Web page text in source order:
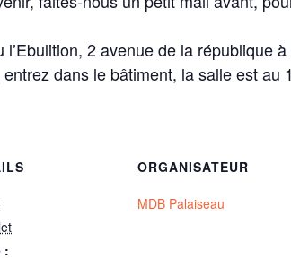
2 avenue de la république
dans le bâtiment, la salle est au
:
ORGANISATEUR
MDB Palaiseau